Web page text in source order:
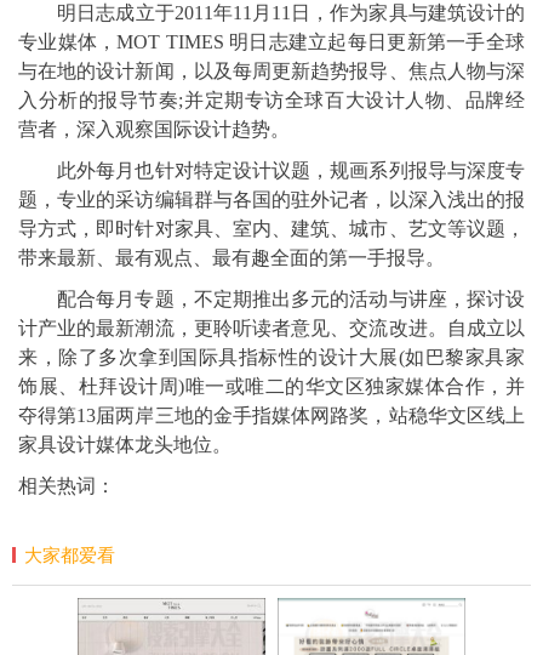
明日志成立于2011年11月11日，作为家具与建筑设计的
专业媒体，MOT TIMES 明日志建立起每日更新第一手全球
与在地的设计新闻，以及每周更新趋势报导、焦点人物与深
入分析的报导节奏;并定期专访全球百大设计人物、品牌经
营者，深入观察国际设计趋势。
此外每月也针对特定设计议题，规画系列报导与深度专
题，专业的采访编辑群与各国的驻外记者，以深入浅出的报
导方式，即时针对家具、室内、建筑、城市、艺文等议题，
带来最新、最有观点、最有趣全面的第一手报导。
配合每月专题，不定期推出多元的活动与讲座，探讨设
计产业的最新潮流，更聆听读者意见、交流改进。自成立以
来，除了多次拿到国际具指标性的设计大展(如巴黎家具家
饰展、杜拜设计周)唯一或唯二的华文区独家媒体合作，并
夺得第13届两岸三地的金手指媒体网路奖，站稳华文区线上
家具设计媒体龙头地位。
相关热词：
大家都爱看